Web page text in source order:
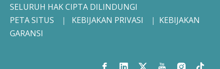
SELURUH HAK CIPTA DILINDUNGI
PETA SITUS
｜ KEBIJAKAN PRIVASI ｜ KEBIJAKAN
GARANSI